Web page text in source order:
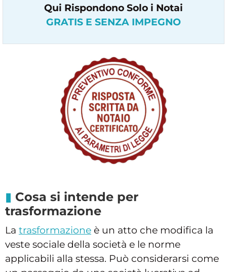
Qui Rispondono Solo i Notai
GRATIS E SENZA IMPEGNO
Cosa si intende per
trasformazione
La trasformazione è un atto che modifica la
veste sociale della società e le norme
applicabili alla stessa. Può considerarsi come